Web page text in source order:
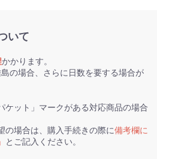
いて
かかります。
の場合、さらに日数を要する場合が
ケット」マークがある対応商品の場合
の場合は、購入手続きの際に備考欄に
とご記入ください。